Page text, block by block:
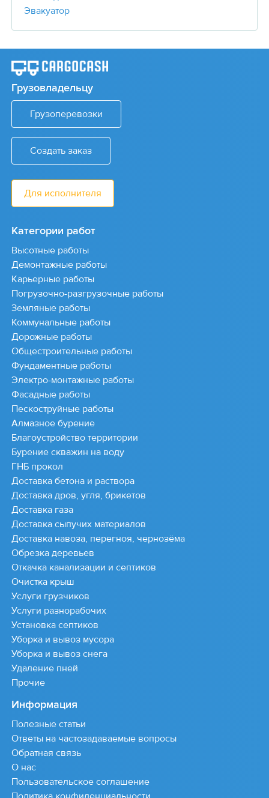
Эвакуатор
Грузовладельцу
Грузоперевозки
Создать заказ
Для исполнителя
Категории работ
Высотные работы
Демонтажные работы
Карьерные работы
Погрузочно-разгрузочные работы
Земляные работы
Коммунальные работы
Дорожные работы
Общестроительные работы
Фундаментные работы
Электро-монтажные работы
Фасадные работы
Пескоструйные работы
Алмазное бурение
Благоустройство территории
Бурение скважин на воду
ГНБ прокол
Доставка бетона и раствора
Доставка дров, угля, брикетов
Доставка газа
Доставка сыпучих материалов
Доставка навоза, перегноя, чернозёма
Обрезка деревьев
Откачка канализации и септиков
Очистка крыш
Услуги грузчиков
Услуги разнорабочих
Установка септиков
Уборка и вывоз мусора
Уборка и вывоз снега
Удаление пней
Прочие
Информация
Полезные статьи
Ответы на частозадаваемые вопросы
Обратная связь
О нас
Пользовательское соглашение